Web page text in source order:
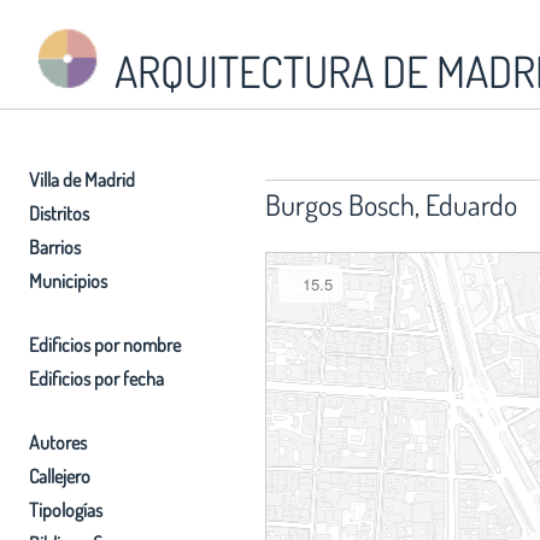
ARQUITECTURA DE
Villa de Madrid
Distritos
Barrios
Municipios
Edificios por nombre
Edificios por fecha
Autores
Callejero
Tipologías
Burgos Bosch, Eduardo
15.5